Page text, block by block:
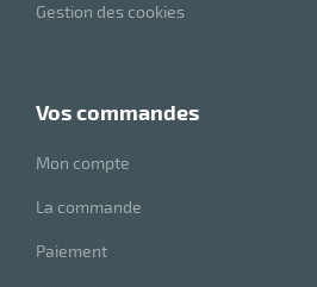
Gestion des cookies
vos commandes
Mon compte
La commande
Paiement